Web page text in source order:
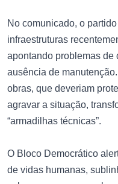
No comunicado, o
infraestruturas
apontando problemas de
ausência de
obras, que deveriam
agravar a situação,
“armadilhas técnicas”.
O Bloco Democrático
de vidas humanas,